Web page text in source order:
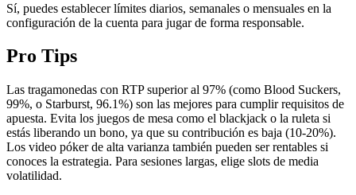
Sí, puedes establecer límites diarios, semanales o mensuales en la
configuración de la cuenta para jugar de forma responsable.
Pro Tips
Las tragamonedas con RTP superior al 97% (como Blood Suckers,
99%, o Starburst, 96.1%) son las mejores para cumplir requisitos de
apuesta. Evita los juegos de mesa como el blackjack o la ruleta si
estás liberando un bono, ya que su contribución es baja (10-20%).
Los video póker de alta varianza también pueden ser rentables si
conoces la estrategia. Para sesiones largas, elige slots de media
volatilidad.